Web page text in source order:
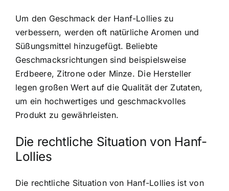
Um den Geschmack der Hanf-Lollies zu
verbessern, werden oft natürliche Aromen und
Süßungsmittel hinzugefügt. Beliebte
Geschmacksrichtungen sind beispielsweise
Erdbeere, Zitrone oder Minze. Die Hersteller
legen großen Wert auf die Qualität der Zutaten,
um ein hochwertiges und geschmackvolles
Produkt zu gewährleisten.
Die rechtliche Situation von Hanf-
Lollies
Die rechtliche Situation von Hanf-Lollies ist von